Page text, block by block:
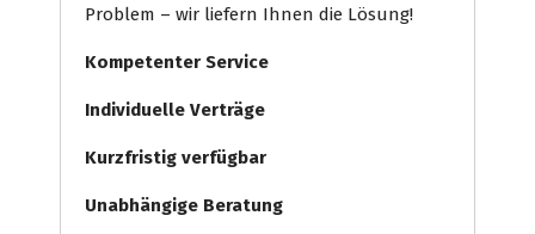
Problem – wir liefern Ihnen die Lösung!
Kompetenter Service
Individuelle Verträge
Kurzfristig verfügbar
Unabhängige Beratung